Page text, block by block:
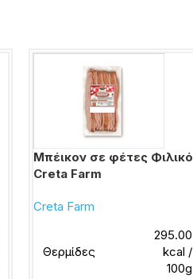
Μπέικον σε φέτες Φιλικό
Creta Farm
Creta Farm
Θερμίδες
295.00
kcal /
100g